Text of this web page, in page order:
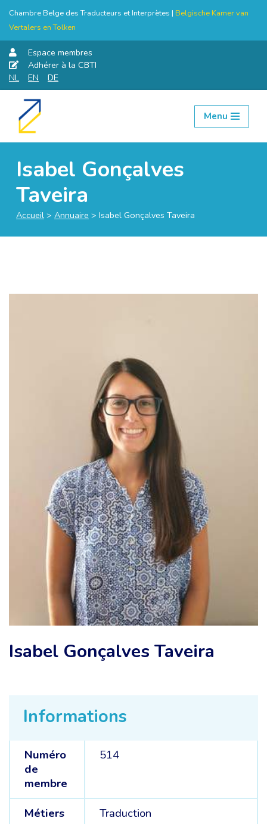
Chambre Belge des Traducteurs et Interprètes | Belgische Kamer van
Vertalers en Tolken
Espace membres
Adhérer à la CBTI
NL
EN DE
Aller
Menu
Isabel Gonçalves
Taveira
Accueil > Annuaire > Isabel Gonçalves Taveira
Informations
Numéro
de
membre
514
Métiers
Traduction
Isabel Gonçalves Taveira